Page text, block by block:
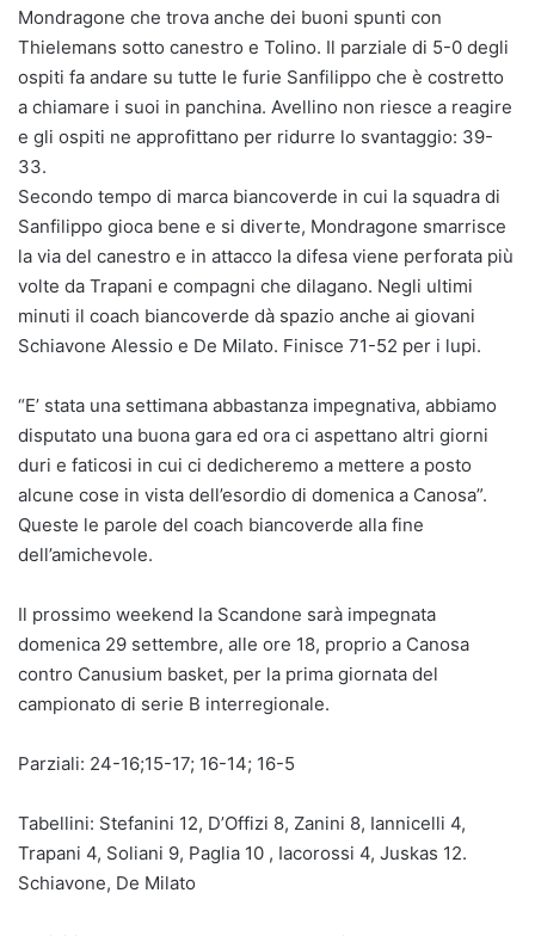
Mondragone che trova anche dei buoni spunti con
Thielemans sotto canestro e Tolino. Il parziale di 5-0 degli
ospiti fa andare su tutte le furie Sanfilippo che è costretto
a chiamare i suoi in panchina. Avellino non riesce a reagire
e gli ospiti ne approfittano per ridurre lo svantaggio: 39-
33.
Secondo tempo di marca biancoverde in cui la squadra di
Sanfilippo gioca bene e si diverte, Mondragone smarrisce
la via del canestro e in attacco la difesa viene perforata più
volte da Trapani e compagni che dilagano. Negli ultimi
minuti il coach biancoverde dà spazio anche ai giovani
Schiavone Alessio e De Milato. Finisce 71-52 per i lupi.
“E’ stata una settimana abbastanza impegnativa, abbiamo
disputato una buona gara ed ora ci aspettano altri giorni
duri e faticosi in cui ci dedicheremo a mettere a posto
alcune cose in vista dell’esordio di domenica a Canosa”.
Queste le parole del coach biancoverde alla fine
dell’amichevole.
Il prossimo weekend la Scandone sarà impegnata
domenica 29 settembre, alle ore 18, proprio a Canosa
contro Canusium basket, per la prima giornata del
campionato di serie B interregionale.
Parziali: 24-16;15-17; 16-14; 16-5
Tabellini: Stefanini 12, D’Offizi 8, Zanini 8, Iannicelli 4,
Trapani 4, Soliani 9, Paglia 10 , Iacorossi 4, Juskas 12.
Schiavone, De Milato